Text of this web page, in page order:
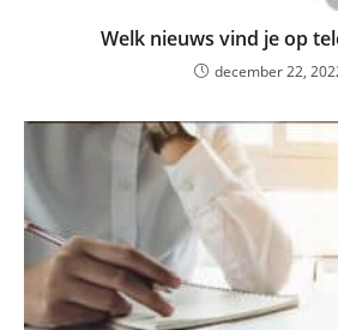
Welk nieuws vind je op
december 22,